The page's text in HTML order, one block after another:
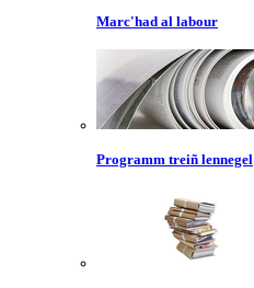
Marc'had al labour
Programm treiñ lennegel